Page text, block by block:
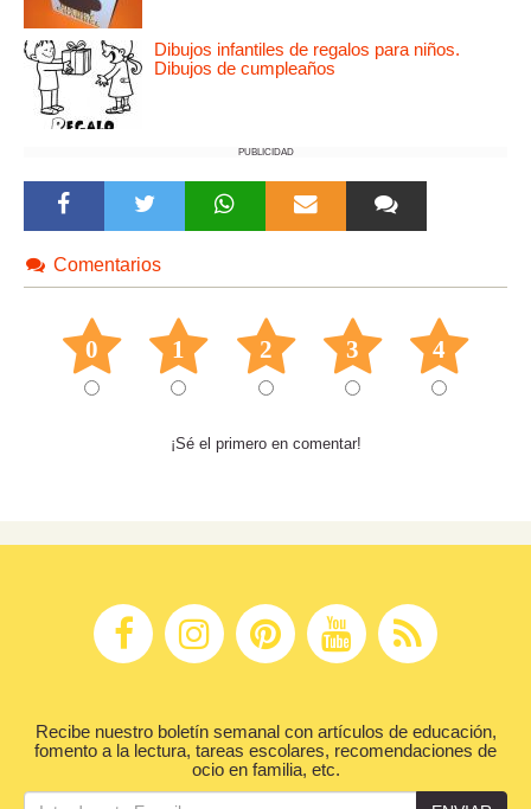
Dibujos infantiles de regalos para niños.
Dibujos de cumpleaños
PUBLICIDAD
Comentarios
0 1 2 3 4
¡Sé el primero en comentar!
Recibe nuestro boletín semanal con artículos de educación,
fomento a la lectura, tareas escolares, recomendaciones de
ocio en familia, etc.